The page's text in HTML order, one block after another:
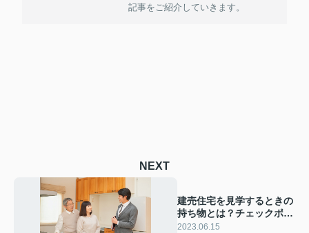
記事をご紹介していきます。
NEXT
建売住宅を見学するときの
持ち物とは？チェックポイ
ントや注意点を解説
2023.06.15